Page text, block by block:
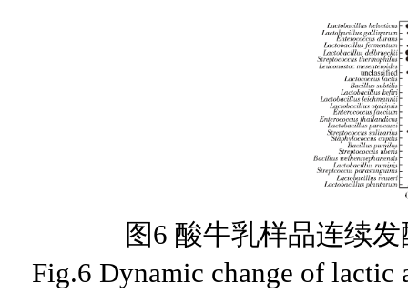
图6 酸牛乳样品连续
Fig.6 Dynamic change of lactic